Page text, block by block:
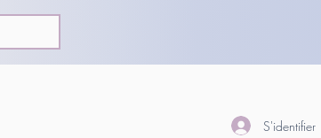
S'identifier